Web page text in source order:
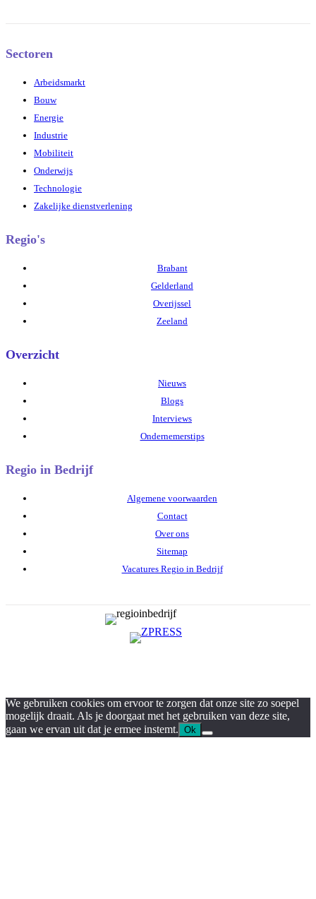
Sectoren
Arbeidsmarkt
Bouw
Energie
Industrie
Mobiliteit
Onderwijs
Technologie
Zakelijke dienstverlening
Regio's
Brabant
Gelderland
Overijssel
Zeeland
Overzicht
Nieuws
Blogs
Interviews
Ondernemerstips
Regio in Bedrijf
Algemene voorwaarden
Contact
Over ons
Sitemap
Vacatures Regio in Bedrijf
We gebruiken cookies om ervoor te zorgen dat onze site zo soepel
mogelijk draait. Als je doorgaat met het gebruiken van deze site,
gaan we ervan uit dat je ermee instemt. Ok